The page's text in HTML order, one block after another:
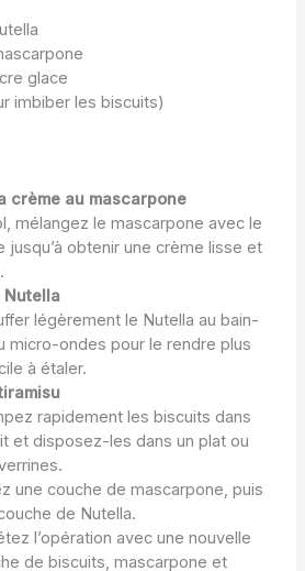
glace
imbiber les biscuits)
crème au mascarpone
mélangez le mascarpone avec le
jusqu’à obtenir une crème lisse et
Nutella
légèrement le Nutella au bain-
micro-ondes pour le rendre plus
à étaler.
rapidement les biscuits dans
et disposez-les dans un plat ou
une couche de mascarpone, puis
de Nutella.
l’opération avec une nouvelle
de biscuits, mascarpone et